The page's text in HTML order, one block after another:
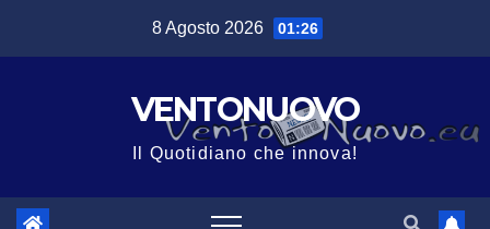
8 Agosto 2026 01:26
VENTONUOVO
Il Quotidiano che innova!